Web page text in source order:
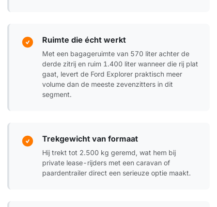
Ruimte die écht werkt
Met een bagageruimte van 570 liter achter de
derde zitrij en ruim 1.400 liter wanneer die rij plat
gaat, levert de Ford Explorer praktisch meer
volume dan de meeste zevenzitters in dit
segment.
Trekgewicht van formaat
Hij trekt tot 2.500 kg geremd, wat hem bij
private lease-rijders met een caravan of
paardentrailer direct een serieuze optie maakt.